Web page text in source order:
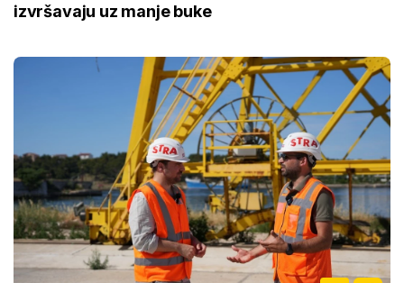
izvršavaju uz manje buke